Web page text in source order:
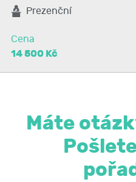
Prezenční
Cena
14 500 Kč
Máte